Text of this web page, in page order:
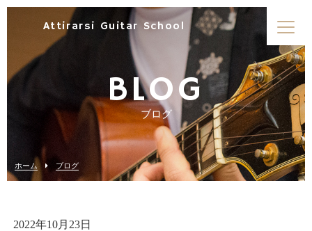
Attirarsi Guitar School
BLOG
ブログ
ホーム ブログ
2022年10月23日